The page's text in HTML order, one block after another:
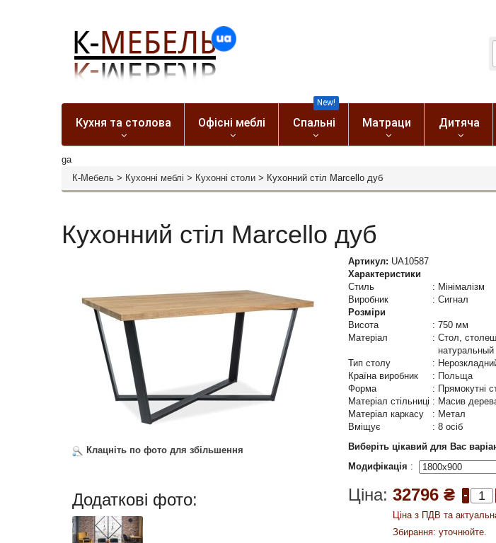
Кухня та столова Офісні меблі Спальні
New!
Матраци Дитяча
ga
К-Мебель > Кухонні меблі > Кухонні столи > Кухонний стіл Marcello дуб
Кухонний стіл Marcello дуб
Клацніть по фото для збільшення
Додаткові фото:
Артикул: UA10587
Характеристики
Стиль
: Мінімалізм
Виробник
: Сигнал
Розміри
Висота
: 750 мм
Матеріал
: Стол,
Тип столу
:
Країна виробник
: Польща
Форма
: Прямокутні
Матеріал стільниці : Масив
Матеріал каркасу
: Метал
Вміщує
: 8 осіб
Виберіть цікавий для Вас
Модифікація :
Ціна: 32796 ₴
Ціна з ПДВ та
Збирання: уточнюйте.